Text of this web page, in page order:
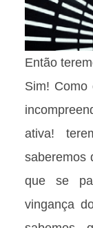
Então
Sim! Como
ativa!
saberemos
que se
vingança